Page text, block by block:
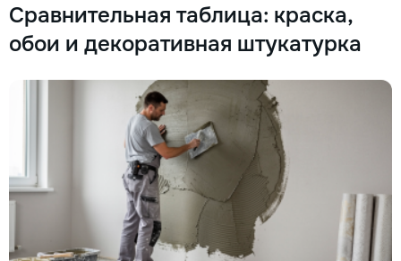
Сравнительная таблица: краска,
обои и декоративная штукатурка